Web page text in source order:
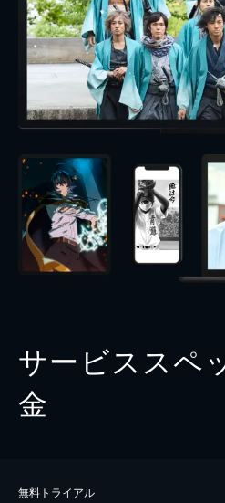
サービススペ
金
無料トライアル